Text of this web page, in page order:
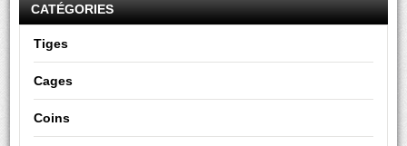
CATÉGORIES
Tiges
Cages
Coins